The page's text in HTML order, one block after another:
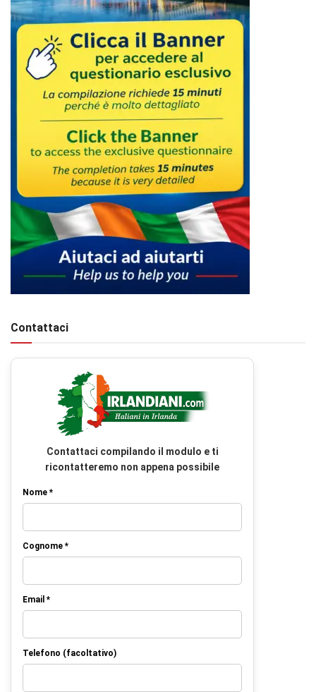
Contattaci
Contattaci compilando il modulo e ti
ricontatteremo non appena possibile
Nome *
Cognome *
Email *
Telefono (facoltativo)